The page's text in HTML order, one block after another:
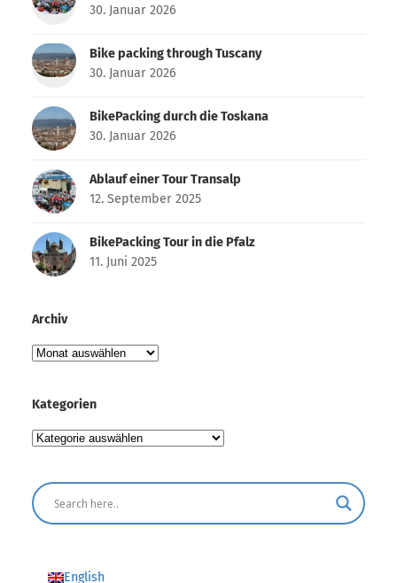
30. Januar 2026
Bike packing through Tuscany
30. Januar 2026
BikePacking durch die Toskana
30. Januar 2026
Ablauf einer Tour Transalp
12. September 2025
BikePacking Tour in die Pfalz
11. Juni 2025
Archiv
Archiv
Kategorien
Kategorien
English